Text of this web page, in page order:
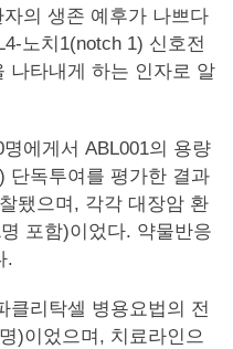
의 생존 예후가 나쁘다
노치1(notch 1) 신호전
나타내게 하는 인자로 알
에게서 ABL001의 용량
단독투여를 평가한 결과
됐으며, 각각 대장암 환
포함)이었다. 약물반응
.
클리탁셀 병용요법의 전
)이었으며, 치료라인으